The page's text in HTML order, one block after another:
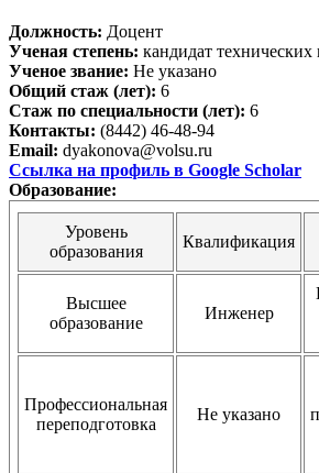
Должность: Доцент
Ученая степень: кандидат технических
Ученое звание: Не указано
Общий стаж (лет): 6
Стаж по специальности (лет): 6
Контакты: (8442) 46-48-94
Email: dyakonova@volsu.ru
Ссылка на профиль в Google Scholar
Образование:
Уровень
образования
Квалификация
Высшее
образование
Инженер
Профессиональная
переподготовка
Не указано